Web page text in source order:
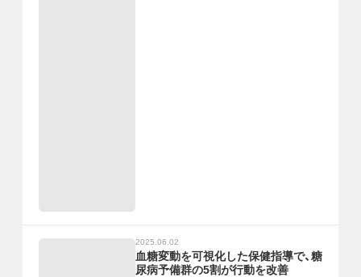
2025.06.02
血糖変動を可視化した保健指導で、糖
尿病予備群の5割が行動を改善